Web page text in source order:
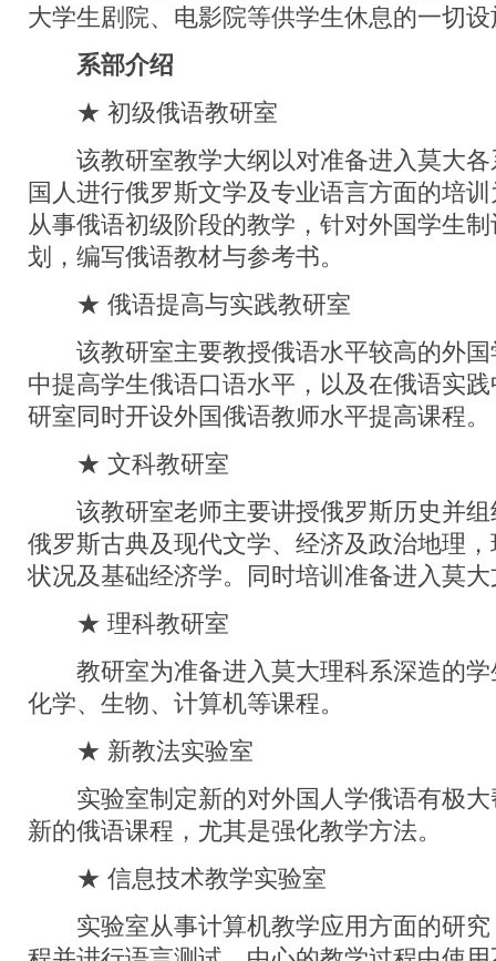
大学生剧院、电影院等供学生休息的一切设
系部介绍
★ 初级俄语教研室
该教研室教学大纲以对准备进入莫大各
国人进行俄罗斯文学及专业语言方面的培
从事俄语初级阶段的教学，针对外国学生
划，编写俄语教材与参考书。
★ 俄语提高与实践教研室
该教研室主要教授俄语水平较高的外国
中提高学生俄语口语水平，以及在俄语实
研室同时开设外国俄语教师水平提高课程。
★ 文科教研室
该教研室老师主要讲授俄罗斯历史并组
俄罗斯古典及现代文学、经济及政治地理
状况及基础经济学。同时培训准备进入莫
★ 理科教研室
教研室为准备进入莫大理科系深造的学
化学、生物、计算机等课程。
★ 新教法实验室
实验室制定新的对外国人学俄语有极大
新的俄语课程，尤其是强化教学方法。
★ 信息技术教学实验室
实验室从事计算机教学应用方面的研究